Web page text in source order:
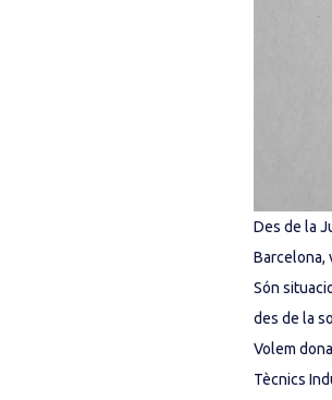
Des de la
Barcelona,
Són
des de la
Volem
Tècnics